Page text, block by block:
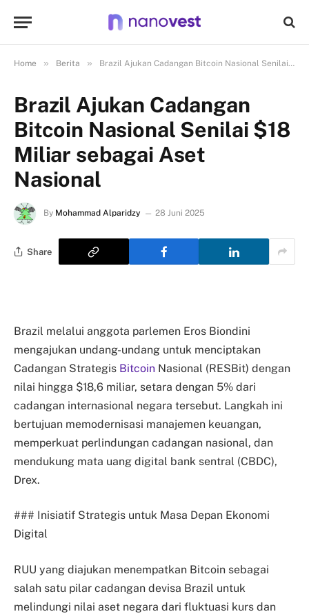
Home » Berita » Brazil Ajukan Cadangan Bitcoin Nasional Senilai $18 Miliar sebagai Aset Nasional
Brazil Ajukan Cadangan
Bitcoin Nasional Senilai $18
Miliar sebagai Aset
Nasional
By Mohammad Alparidzy 28 Juni 2025
Share
Brazil melalui anggota parlemen Eros Biondini
mengajukan undang-undang untuk menciptakan
Cadangan Strategis Bitcoin Nasional (RESBit) dengan
nilai hingga $18,6 miliar, setara dengan 5% dari
cadangan internasional negara tersebut. Langkah ini
bertujuan memodernisasi manajemen keuangan,
memperkuat perlindungan cadangan nasional, dan
mendukung mata uang digital bank sentral (CBDC),
Drex.
### Inisiatif Strategis untuk Masa Depan Ekonomi
Digital
RUU yang diajukan menempatkan Bitcoin sebagai
salah satu pilar cadangan devisa Brazil untuk
melindungi nilai aset negara dari fluktuasi kurs dan